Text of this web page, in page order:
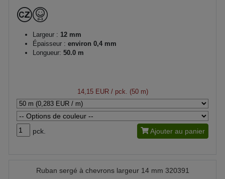
Largeur : 12 mm
Épaisseur : environ 0,4 mm
Longueur: 50.0 m
14,15 EUR/ pck. (50 m)
pck. Ajouter au panier
Ruban sergé à chevrons largeur 14 mm 320391